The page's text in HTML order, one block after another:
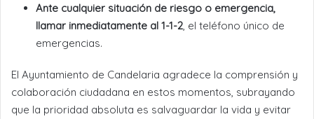
Ante cualquier situación de riesgo o emergencia,
llamar inmediatamente al 1-1-2 , el teléfono único de
emergencias.
El Ayuntamiento de Candelaria agradece la comprensión y
colaboración ciudadana en estos momentos, subrayando
que la prioridad absoluta es salvaguardar la vida y evitar